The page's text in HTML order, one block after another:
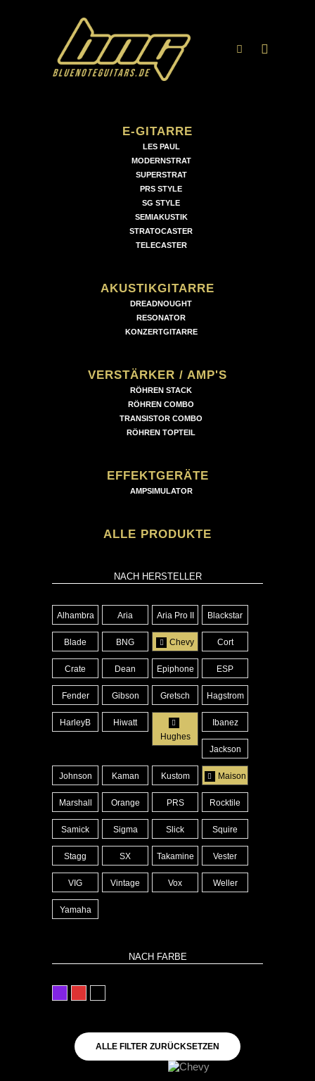
E-GITARRE
LES PAUL
MODERNSTRAT
SUPERSTRAT
PRS STYLE
SG STYLE
SEMIAKUSTIK
STRATOCASTER
TELECASTER
AKUSTIKGITARRE
DREADNOUGHT
RESONATOR
KONZERTGITARRE
VERSTÄRKER / AMP'S
RÖHREN STACK
RÖHREN COMBO
TRANSISTOR COMBO
RÖHREN TOPTEIL
EFFEKTGERÄTE
AMPSIMULATOR
ALLE PRODUKTE
NACH HERSTELLER
Alhambra Aria Aria Pro II Blackstar
Blade BNG Chevy Cort
Crate Dean Epiphone ESP
Fender Gibson Gretsch Hagstrom
HarleyB
Hiwatt
Hughes
Ibanez
Jackson
Johnson Kaman Kustom Maison
Marshall Orange PRS Rocktile
Samick Sigma Slick Squire
Stagg SX Takamine Vester
VIG Vintage Vox Weller
Yamaha
NACH FARBE
ALLE FILTER ZURÜCKSETZEN